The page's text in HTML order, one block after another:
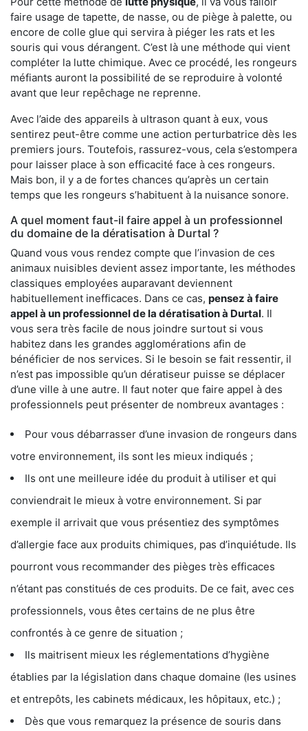
faire usage de tapette, de nasse, ou de piège à palette, ou
encore de colle glue qui servira à piéger les rats et les
souris qui vous dérangent. C’est là une méthode qui vient
compléter la lutte chimique. Avec ce procédé, les rongeurs
méfiants auront la possibilité de se reproduire à volonté
avant que leur repêchage ne reprenne.
Avec l’aide des appareils à ultrason quant à eux, vous
sentirez peut-être comme une action perturbatrice dès les
premiers jours. Toutefois, rassurez-vous, cela s’estompera
pour laisser place à son efficacité face à ces rongeurs.
Mais bon, il y a de fortes chances qu’après un certain
temps que les rongeurs s’habituent à la nuisance sonore.
A quel moment faut-il faire appel à un professionnel
du domaine de la dératisation à Durtal ?
Quand vous vous rendez compte que l’invasion de ces
animaux nuisibles devient assez importante, les méthodes
classiques employées auparavant deviennent
habituellement inefficaces. Dans ce cas, pensez à faire
appel à un professionnel de la dératisation à Durtal. Il
vous sera très facile de nous joindre surtout si vous
habitez dans les grandes agglomérations afin de
bénéficier de nos services. Si le besoin se fait ressentir, il
n’est pas impossible qu’un dératiseur puisse se déplacer
d’une ville à une autre. Il faut noter que faire appel à des
professionnels peut présenter de nombreux avantages :
Pour vous débarrasser d’une invasion de rongeurs dans
votre environnement, ils sont les mieux indiqués ;
Ils ont une meilleure idée du produit à utiliser et qui
conviendrait le mieux à votre environnement. Si par
exemple il arrivait que vous présentiez des symptômes
d’allergie face aux produits chimiques, pas d’inquiétude. Ils
pourront vous recommander des pièges très efficaces
n’étant pas constitués de ces produits. De ce fait, avec ces
professionnels, vous êtes certains de ne plus être
confrontés à ce genre de situation ;
Ils maitrisent mieux les réglementations d’hygiène
établies par la législation dans chaque domaine (les usines
et entrepôts, les cabinets médicaux, les hôpitaux, etc.) ;
Dès que vous remarquez la présence de souris dans